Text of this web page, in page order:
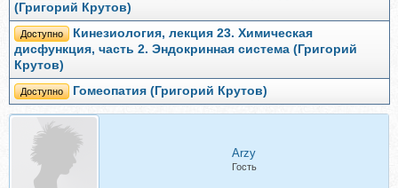
(Григорий Крутов)
Доступно
Кинезиология, лекция 23. Химическая
дисфункция, часть 2. Эндокринная система (Григорий
Крутов)
Доступно Гомеопатия (Григорий Крутов)
Arzy
Гость